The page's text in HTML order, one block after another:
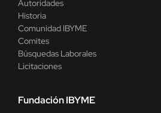
Autoridades
Historia
Comunidad IBYME
Comites
Búsquedas Laborales
Licitaciones
Fundación IBYME